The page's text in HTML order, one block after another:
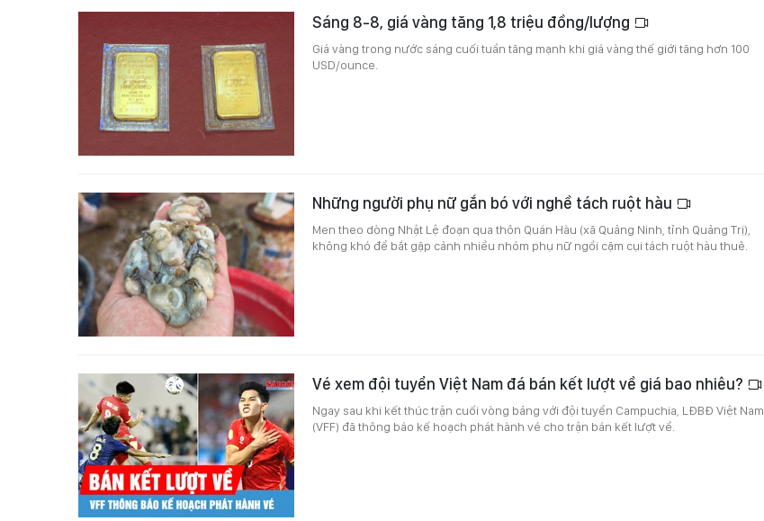
Sáng 8-8, giá vàng tăng 1,8 triệu đồng/lượng
Giá vàng trong nước sáng cuối tuần tăng mạnh khi giá vàng thế giới tăng hơn 100
USD/ounce.
Những người phụ nữ gắn bó với nghề tách ruột hàu
Men theo dòng Nhật Lệ đoạn qua thôn Quán Hàu (xã Quảng Ninh, tỉnh Quảng Trị),
không khó để bắt gặp cảnh nhiều nhóm phụ nữ ngồi cặm cụi tách ruột hàu thuê.
Vé xem đội tuyển Việt Nam đá bán kết lượt về giá bao nhiêu?
Ngay sau khi kết thúc trận cuối vòng bảng với đội tuyển Campuchia, LĐBĐ Việt Nam
(VFF) đã thông báo kế hoạch phát hành vé cho trận bán kết lượt về.